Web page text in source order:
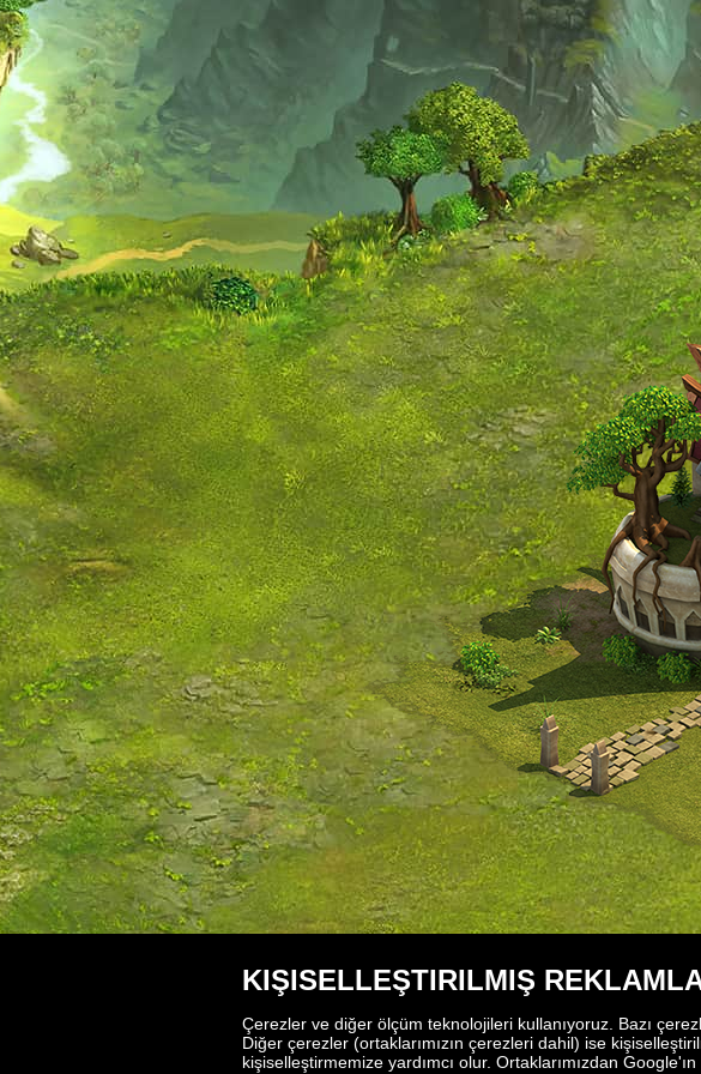
KIŞISELLEŞTIRILMIŞ
Çerezler ve diğer ölçüm teknolojileri kullanıyoruz. Bazı
Diğer çerezler (ortaklarımızın çerezleri dahil) ise
kişiselleştirmemize yardımcı olur. Ortaklarımızdan